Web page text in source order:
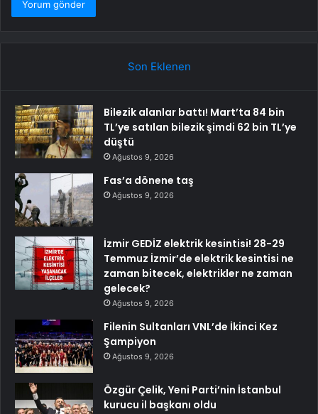
Son Eklenen
Bilezik alanlar battı! Mart’ta 84 bin
TL’ye satılan bilezik şimdi 62 bin TL’ye
düştü
Ağustos 9, 2026
Fas’a dönene taş
Ağustos 9, 2026
İzmir GEDİZ elektrik kesintisi! 28-29
Temmuz İzmir’de elektrik kesintisi ne
zaman bitecek, elektrikler ne zaman
gelecek?
Ağustos 9, 2026
Filenin Sultanları VNL’de İkinci Kez
Şampiyon
Ağustos 9, 2026
Özgür Çelik, Yeni Parti’nin İstanbul
kurucu il başkanı oldu